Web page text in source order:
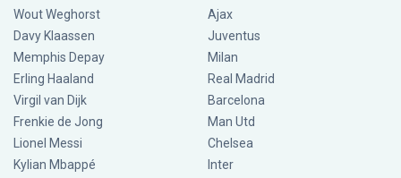
Wout Weghorst
Davy Klaassen
Memphis Depay
Erling Haaland
Virgil van Dijk
Frenkie de Jong
Lionel Messi
Kylian Mbappé
Ajax
Juventus
Milan
Real Madrid
Barcelona
Man Utd
Chelsea
Inter